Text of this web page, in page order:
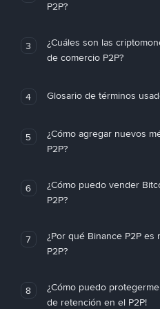
P2P?
3
¿Cuáles son las
de comercio P2P?
4 Glosario de términos
5
¿Cómo agregar nuevos
P2P?
6
¿Cómo puedo vender
P2P?
7
¿Por qué Binance P2P
P2P?
8
¿Cómo puedo
de retención en el P2P!